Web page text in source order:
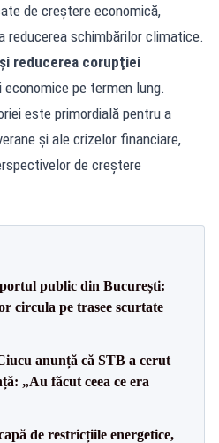
de creştere economică,
reducerea schimbărilor climatice.
reducerea corupţiei
pe termen lung.
este primordială pentru a
şi ale crizelor financiare,
de creştere
public din București:
circula pe trasee scurtate
anunță că STB a cerut
„Au făcut ceea ce era
de restricțiile energetice,